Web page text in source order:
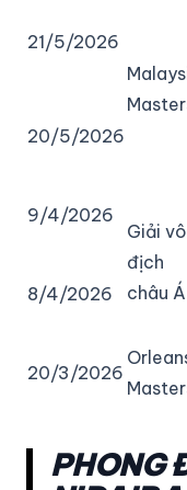
21/5/2026
20/5/2026
9/4/2026
Giải vô
địch
châu Á
8/4/2026
20/3/2026
PHONG